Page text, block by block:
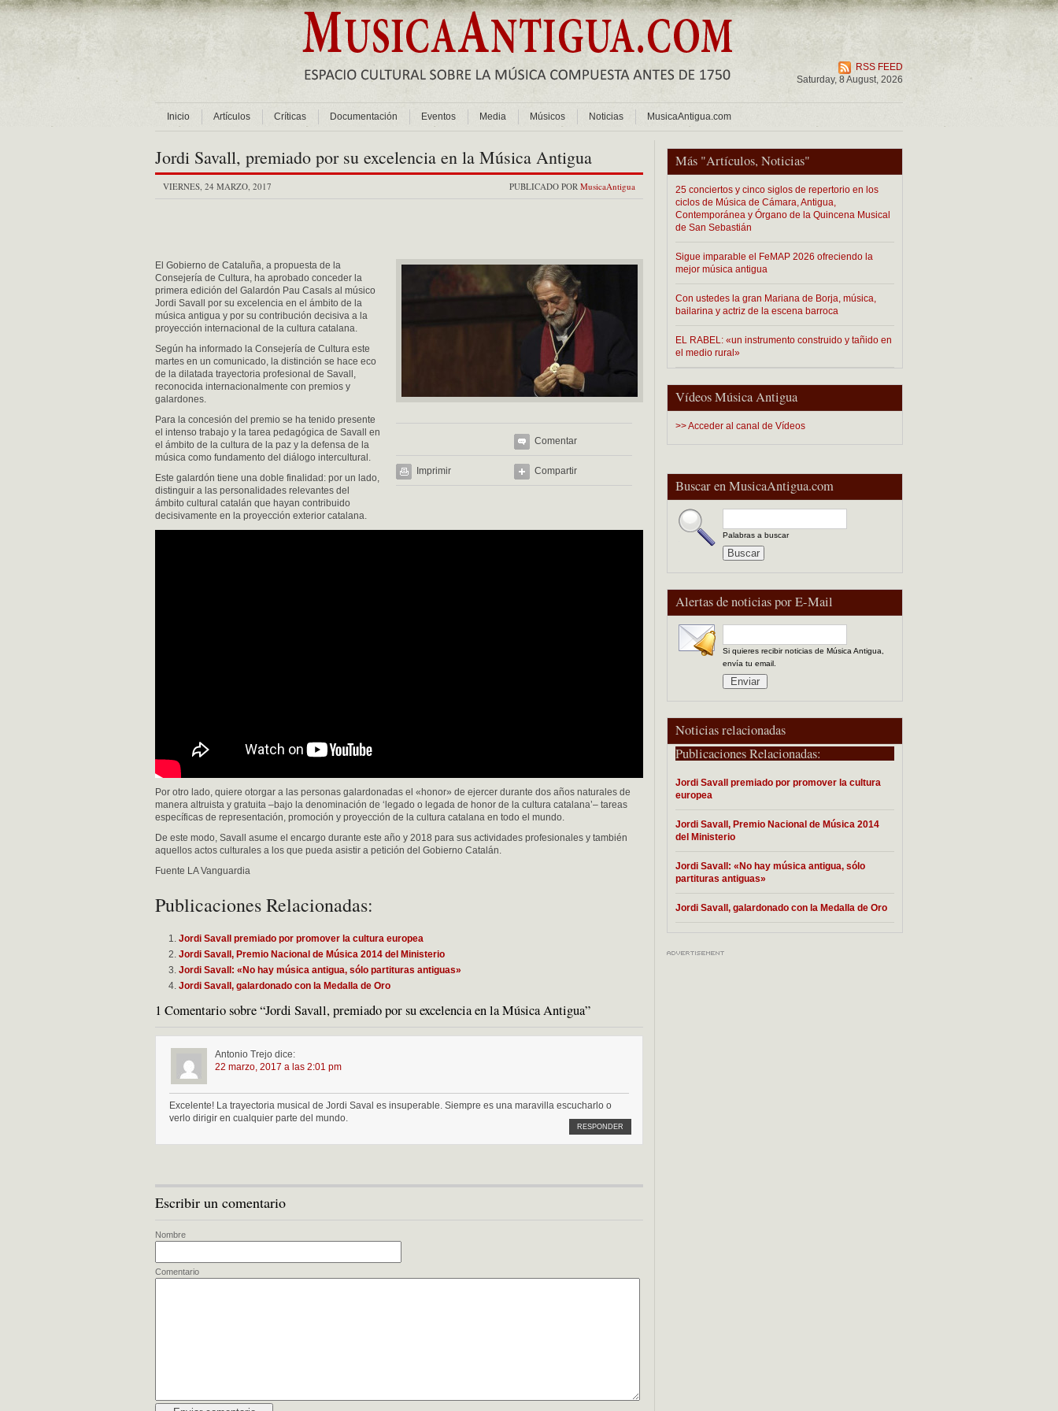
RSS FEED
Saturday, 8 August, 2026
Inicio Artículos Críticas Documentación Eventos Media Músicos Noticias MusicaAntigua.com
Más "Artículos, Noticias"
25 conciertos y cinco siglos de repertorio en los
ciclos de Música de Cámara, Antigua,
Contemporánea y Órgano de la Quincena Musical
de San Sebastián
Sigue imparable el FeMAP 2026 ofreciendo la
mejor música antigua
Con ustedes la gran Mariana de Borja, música,
bailarina y actriz de la escena barroca
EL RABEL: «un instrumento construido y tañido en
el medio rural»
Vídeos Música Antigua
>> Acceder al canal de Vídeos
Buscar en MusicaAntigua.com
Palabras a buscar
Alertas de noticias por E-Mail
Si quieres recibir noticias de Música Antigua,
envía tu email.
Noticias relacionadas
Publicaciones Relacionadas:
Jordi Savall premiado por promover la cultura
europea
Jordi Savall, Premio Nacional de Música 2014
del Ministerio
Jordi Savall: «No hay música antigua, sólo
partituras antiguas»
Jordi Savall, galardonado con la Medalla de Oro
Jordi Savall, premiado por su excelencia en la Música Antigua
PUBLICADO POR MusicaAntigua
VIERNES, 24 MARZO, 2017
Comentar
Imprimir Compartir
El Gobierno de Cataluña, a propuesta de la
Consejería de Cultura, ha aprobado conceder la
primera edición del Galardón Pau Casals al músico
Jordi Savall por su excelencia en el ámbito de la
música antigua y por su contribución decisiva a la
proyección internacional de la cultura catalana.
Según ha informado la Consejería de Cultura este
martes en un comunicado, la distinción se hace eco
de la dilatada trayectoria profesional de Savall,
reconocida internacionalmente con premios y
galardones.
Para la concesión del premio se ha tenido presente
el intenso trabajo y la tarea pedagógica de Savall en
el ámbito de la cultura de la paz y la defensa de la
música como fundamento del diálogo intercultural.
Este galardón tiene una doble finalidad: por un lado,
distinguir a las personalidades relevantes del
ámbito cultural catalán que hayan contribuido
decisivamente en la proyección exterior catalana.
Por otro lado, quiere otorgar a las personas galardonadas el «honor» de ejercer durante dos años naturales de
manera altruista y gratuita –bajo la denominación de ‘legado o legada de honor de la cultura catalana’– tareas
específicas de representación, promoción y proyección de la cultura catalana en todo el mundo.
De este modo, Savall asume el encargo durante este año y 2018 para sus actividades profesionales y también
aquellos actos culturales a los que pueda asistir a petición del Gobierno Catalán.
Fuente LA Vanguardia
Publicaciones Relacionadas:
Jordi Savall premiado por promover la cultura europea
Jordi Savall, Premio Nacional de Música 2014 del Ministerio
Jordi Savall: «No hay música antigua, sólo partituras antiguas»
Jordi Savall, galardonado con la Medalla de Oro
1 Comentario sobre “Jordi Savall, premiado por su excelencia en la Música Antigua”
Antonio Trejo dice:
22 marzo, 2017 a las 2:01 pm
Excelente! La trayectoria musical de Jordi Saval es insuperable. Siempre es una maravilla escucharlo o
verlo dirigir en cualquier parte del mundo.
RESPONDER
Escribir un comentario
Nombre
Comentario